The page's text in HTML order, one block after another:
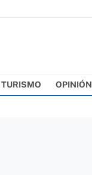
TURISMO OPINIÓN